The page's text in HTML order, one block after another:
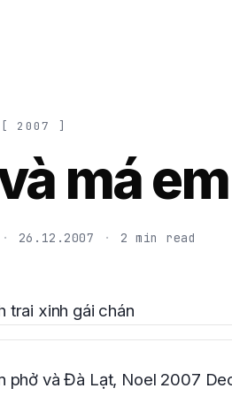
[ 2007 ]
má em
· 26.12.2007 · 2 min read
trai xinh gái chán
phở và Đà Lạt, Noel 2007